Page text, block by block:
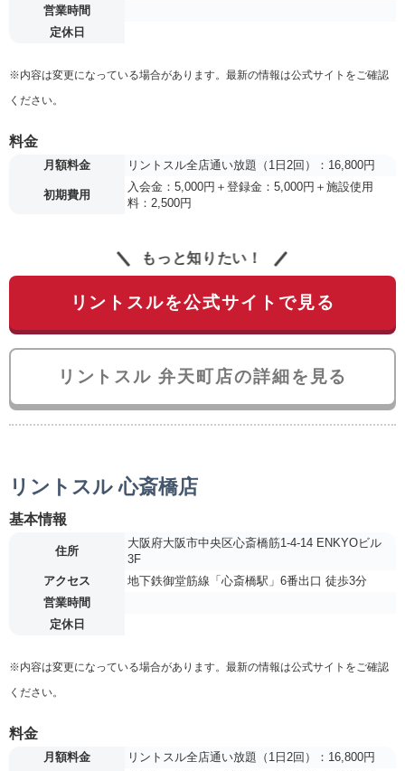
営業時間
定休日
※内容は変更になっている場合があります。最新の情報は公式サイトをご確認
ください。
料金
月額料金 リントスル全店通い放題（1日2回）：16,800円
初期費用
入会金：5,000円＋登録金：5,000円＋施設使用
料：2,500円
もっと知りたい！
リントスルを公式サイトで見る
リントスル 弁天町店の詳細を見る
リントスル 心斎橋店
基本情報
住所
大阪府大阪市中央区心斎橋筋1-4-14 ENKYOビル
3F
アクセス
地下鉄御堂筋線「心斎橋駅」6番出口 徒歩3分
営業時間
定休日
※内容は変更になっている場合があります。最新の情報は公式サイトをご確認
ください。
料金
月額料金 リントスル全店通い放題（1日2回）：16,800円